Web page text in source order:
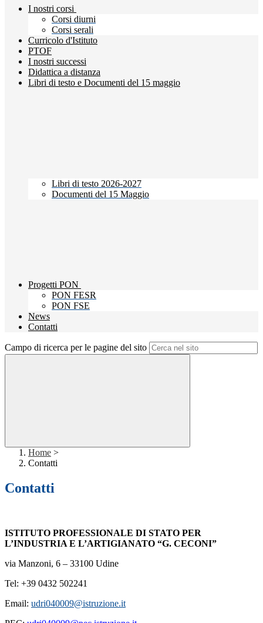
I nostri corsi
Corsi diurni
Corsi serali
Curricolo d'Istituto
PTOF
I nostri successi
Didattica a distanza
Libri di testo e Documenti del 15 maggio
Libri di testo 2026-2027
Documenti del 15 Maggio
Progetti PON
PON FESR
PON FSE
News
Contatti
Campo di ricerca per le pagine del sito
Home >
Contatti
Contatti
ISTITUTO PROFESSIONALE DI STATO PER
L’INDUSTRIA E L’ARTIGIANATO “G. CECONI”
via Manzoni, 6 – 33100 Udine
Tel: +39 0432 502241
Email: udri040009@istruzione.it